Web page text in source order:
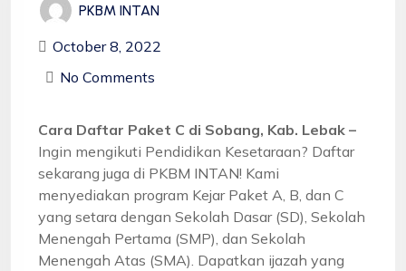
PKBM INTAN
October 8, 2022
No Comments
Cara Daftar Paket C di Sobang, Kab. Lebak –
Ingin mengikuti Pendidikan Kesetaraan? Daftar
sekarang juga di PKBM INTAN! Kami
menyediakan program Kejar Paket A, B, dan C
yang setara dengan Sekolah Dasar (SD), Sekolah
Menengah Pertama (SMP), dan Sekolah
Menengah Atas (SMA). Dapatkan ijazah yang